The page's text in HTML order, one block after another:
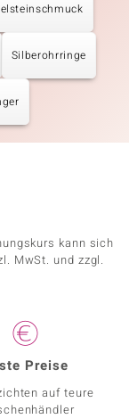
Silberohrringe
kann sich
MwSt. und zzgl.
Preise
auf teure